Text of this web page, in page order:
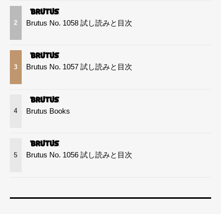
2 Brutus No. 1058 試し読みと目次
3 Brutus No. 1057 試し読みと目次
4 Brutus Books
5 Brutus No. 1056 試し読みと目次